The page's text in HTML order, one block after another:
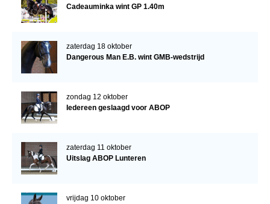
Cadeauminka wint GP 1.40m
zaterdag 18 oktober
Dangerous Man E.B. wint GMB-wedstrijd
zondag 12 oktober
Iedereen geslaagd voor ABOP
zaterdag 11 oktober
Uitslag ABOP Lunteren
vrijdag 10 oktober